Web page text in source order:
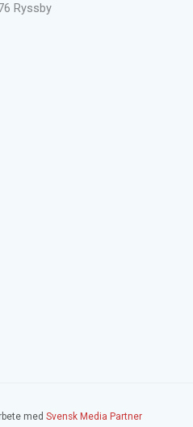
Ryssby
med Svensk Media Partner